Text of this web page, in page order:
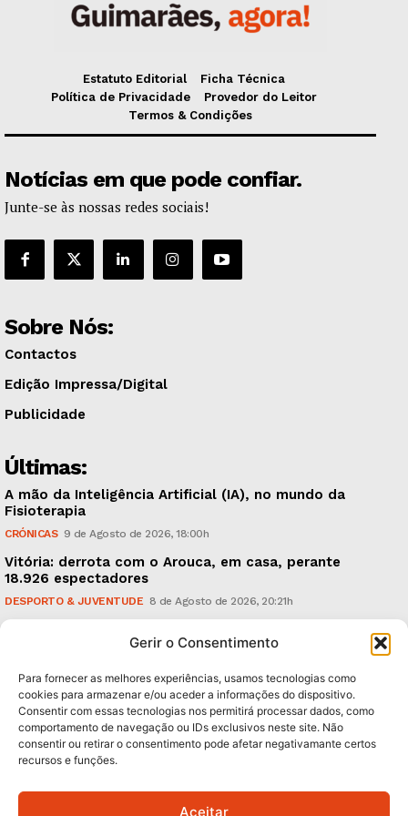
Gerir o Consentimento
Para fornecer as melhores experiências, usamos tecnologias como
cookies para armazenar e/ou aceder a informações do dispositivo.
Consentir com essas tecnologias nos permitirá processar dados, como
comportamento de navegação ou IDs exclusivos neste site. Não
consentir ou retirar o consentimento pode afetar negativamante certos
recursos e funções.
Aceitar
Estatuto Editorial
Ficha Técnica
Política de Privacidade
Provedor do Leitor
Termos & Condições
Notícias em que pode confiar.
Junte-se às nossas redes sociais!
Sobre Nós:
Contactos
Edição Impressa/Digital
Publicidade
Últimas:
A mão da Inteligência Artificial (IA), no mundo da
Fisioterapia
CRÓNICAS 9 de Agosto de 2026, 18:00h
Vitória: derrota com o Arouca, em casa, perante
18.926 espectadores
DESPORTO & JUVENTUDE 8 de Agosto de 2026, 20:21h
Sonus Art Fest: o epicentro da música emergente em
Subscreva Newsletter: